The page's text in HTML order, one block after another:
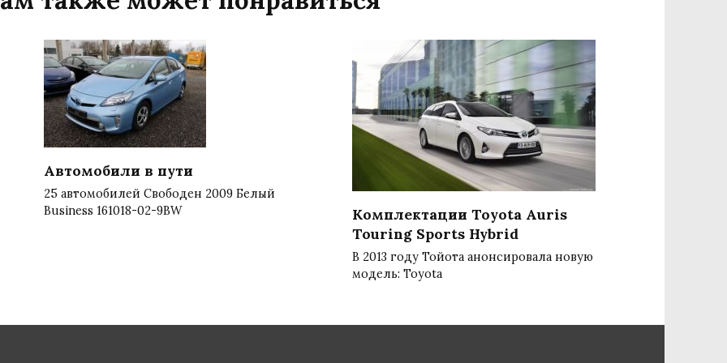
Автомобили в пути
25 автомобилей Свободен 2009 Белый
Business 161018-02-9BW
Комплектации Toyota Auris
Touring Sports Hybrid
В 2013 году Тойота анонсировала новую
модель: Toyota